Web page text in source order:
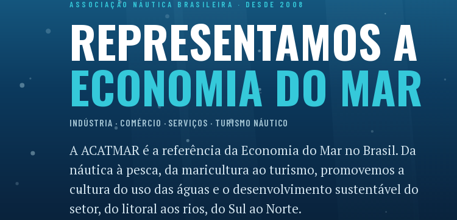
ASSOCIAÇÃO NÁUTICA BRASILEIRA · DESDE 2008
REPRESENTAMOS A
ECONOMIA DO MAR
INDÚSTRIA · COMÉRCIO · SERVIÇOS · TURISMO NÁUTICO
A ACATMAR é a referência da Economia do Mar no Brasil. Da
náutica à pesca, da maricultura ao turismo, promovemos a
cultura do uso das águas e o desenvolvimento sustentável do
setor, do litoral aos rios, do Sul ao Norte.